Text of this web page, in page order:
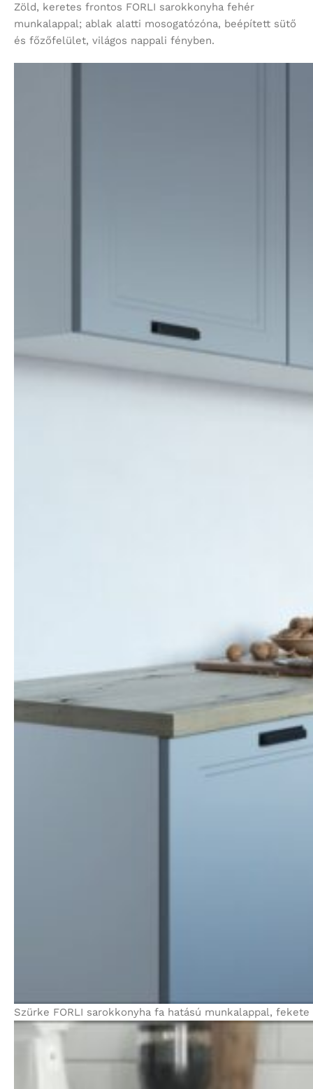
Zöld, keretes frontos FORLI sarokkonyha fehér
munkalappal; ablak alatti mosogatózóna, beépített sütő
és főzőfelület, világos nappali fényben.
Szürke FORLI sarokkonyha fa hatású munkalappal,